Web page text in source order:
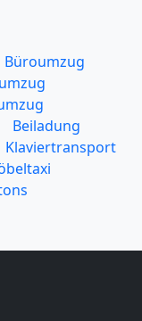
Büroumzug
Beiladung
Klaviertransport